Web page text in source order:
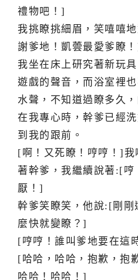
禮物吧！]
我挑瞭挑細眉，笑嘻嘻
謝爹地！凱蕓最愛爹瞭
我坐在床上研究著新玩
遊戲的聲音，而浴室裡
水聲，不知道過瞭多久
在我專心時，幹爹已經
到我的跟前。
[啊！又死瞭！哼哼！]我
著幹爹，我繼續說著:[哼
厭！]
幹爹笑瞭笑，他說:[剛剛
麼快就變瞭？]
[哼哼！誰叫爹地要在這
[哈哈，哈哈，抱歉，抱
哈哈！哈哈！]